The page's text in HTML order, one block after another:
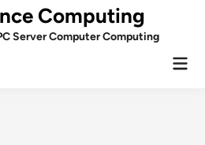
Computing
Server Computer Computing